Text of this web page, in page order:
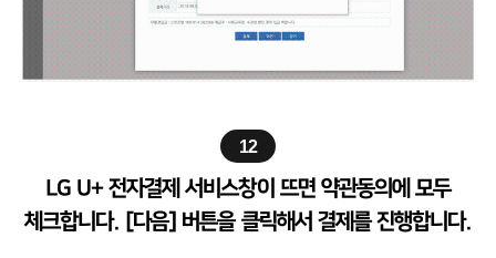
12
LG U+ 전자결제 서비스창이 뜨면 약관동의에 모두
체크합니다. [다음] 버튼을 클릭해서 결제를 진행합니다.